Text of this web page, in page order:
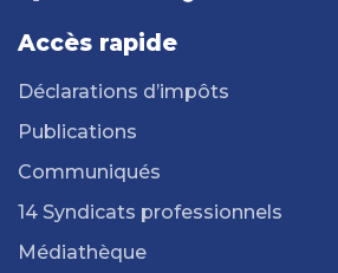
Accès rapide
Déclarations d’impôts
Publications
Communiqués
14 Syndicats professionnels
Médiathèque